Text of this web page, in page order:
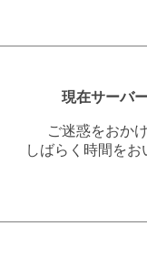
現在サーバ
ご迷惑をおか
しばらく時間を